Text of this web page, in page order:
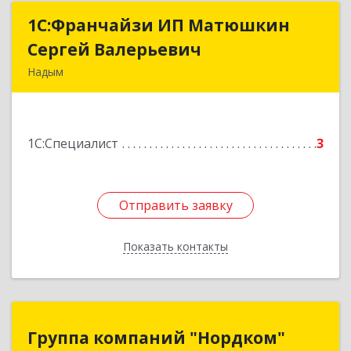
1С:Франчайзи ИП Матюшкин
Сергей Валерьевич
Надым
1С:Специалист 3
Отправить заявку
Показать контакты
1С:Франчайзи ИП Матюшкин
Сергей Валерьевич
Подробнее
Отправить заявку
Назад
Группа компаний "Нордком"
Группа компаний "Нордком"